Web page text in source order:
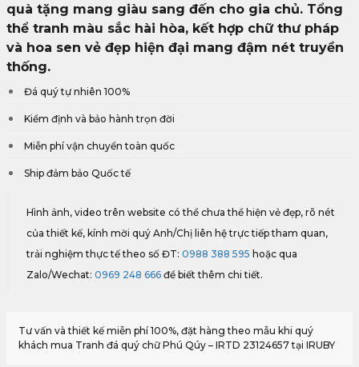
6,320,000₫.
quà tặng mang giàu sang đến cho gia chủ. Tổng
thể tranh màu sắc hài hòa, kết hợp chữ thư pháp
và hoa sen vẻ đẹp hiện đại mang đậm nét truyền
thống.
Đá quý tự nhiên 100%
Kiểm định và bảo hành trọn đời
Miễn phí vận chuyển toàn quốc
Ship đảm bảo Quốc tế
Hình ảnh, video trên website có thể chưa thể hiện vẻ đẹp, rõ nét
của thiết kế, kính mời quý Anh/Chị liên hệ trực tiếp tham quan,
trải nghiệm thực tế theo số ĐT: 0988 388 595 hoặc qua
Zalo/Wechat: 0969 248 666 để biết thêm chi tiết.
Tư vấn và thiết kế miễn phí 100%, đặt hàng theo mẫu khi quý
khách mua Tranh đá quý chữ Phú Qúy – IRTD 23124657 tại IRUBY